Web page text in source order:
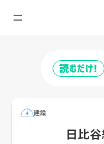
読むだけ!
建設
日比